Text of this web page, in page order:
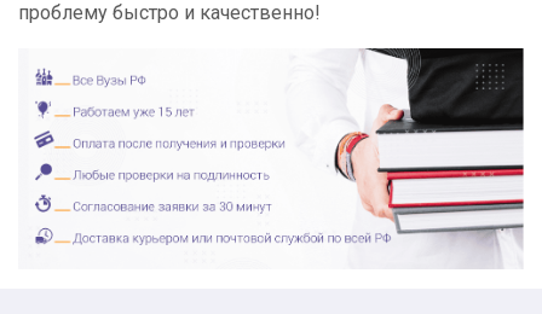
проблему быстро и качественно!